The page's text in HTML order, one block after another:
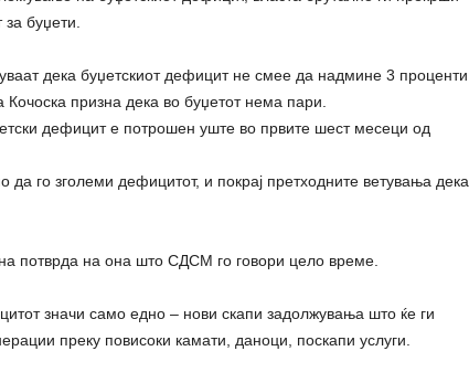
буџети.
дека буџетскиот дефицит не смее да надмине 3 проценти
призна дека во буџетот нема пари.
дефицит е потрошен уште во првите шест месеци од
го зголеми дефицитот, и покрај претходните ветувања дека
потврда на она што СДСМ го говори цело време.
значи само едно – нови скапи задолжувања што ќе ги
преку повисоки камати, даноци, поскапи услуги.